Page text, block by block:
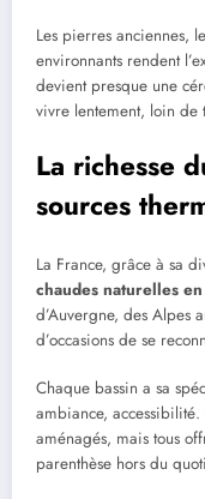
Les pierres anciennes,
environnants rendent
devient presque une
vivre lentement, loin de
La richesse
sources
La France, grâce à sa
chaudes naturelles
d’Auvergne, des Alpes
d’occasions de se
Chaque bassin a sa
ambiance, accessibilité.
aménagés, mais tous
parenthèse hors du